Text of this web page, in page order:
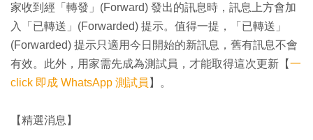
家收到經「轉發」(Forward) 發出的訊息時，訊息上方會加
入「已轉送」(Forwarded) 提示。值得一提，「已轉送」
(Forwarded) 提示只適用今日開始的新訊息，舊有訊息不會
有效。此外，用家需先成為測試員，才能取得這次更新【一
click 即成 WhatsApp 測試員 】。
【精選消息】